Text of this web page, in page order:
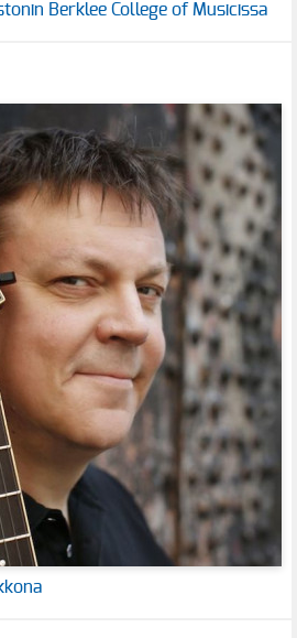
Berklee College of Musicissa